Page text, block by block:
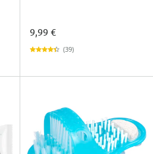
9,99 €
(39)